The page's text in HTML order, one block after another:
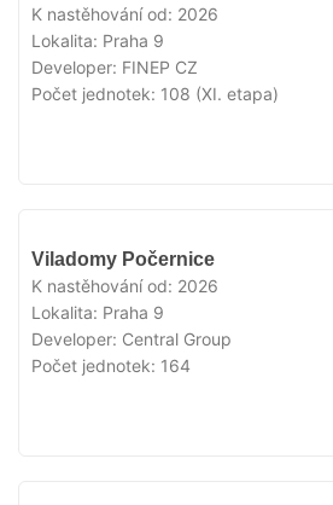
K nastěhování od: 2026
Lokalita: Praha 9
Developer: FINEP CZ
Počet jednotek: 108 (XI. etapa)
Viladomy Počernice
K nastěhování od: 2026
Lokalita: Praha 9
Developer: Central Group
Počet jednotek: 164